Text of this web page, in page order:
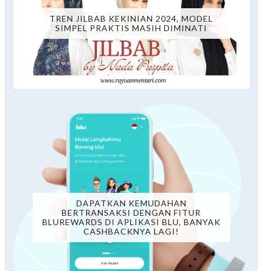
TREN JILBAB KEKINIAN 2024, MODEL
SIMPEL PRAKTIS MASIH DIMINATI
DAPATKAN KEMUDAHAN
BERTRANSAKSI DENGAN FITUR
BLUREWARDS DI APLIKASI BLU, BANYAK
CASHBACKNYA LAGI!